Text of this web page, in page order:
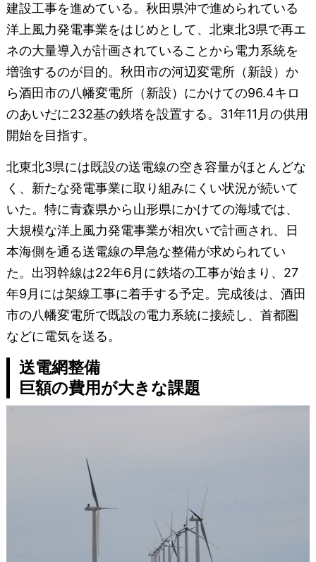
建設工事を進めている。秋田県沖で進められている
洋上風力発電事業をはじめとして、北東北3県で再エ
ネの大量導入が計画されていることから電力系統を
増強するのが目的。秋田市の河辺変電所（新設）か
ら酒田市の八幡変電所（新設）にかけての96.4キロ
のあいだに232基の鉄塔を設置する。31年11月の供用
開始を目指す。
北東北3県には既設の送電線の空き容量がほとんどな
く、新たな発電事業に取り組みにくい状況が続いて
いた。特に青森県から山形県にかけての海域では、
大規模な洋上風力発電事業が相次いで計画され、日
本海側を通る送電線の早急な整備が求められてい
た。出羽幹線は22年6月に鉄塔の工事が始まり、27
年9月には架線工事に着手する予定。完成後は、酒田
市の八幡変電所で既設の電力系統に接続し、首都圏
などに電気を送る。
送電網整備
巨額の費用が大きな課題